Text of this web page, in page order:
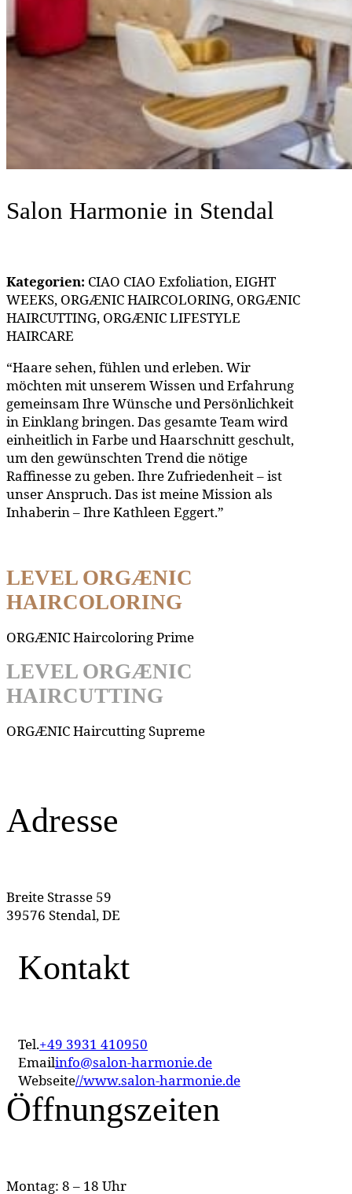
Salon Harmonie in Stendal
Kategorien: CIAO CIAO Exfoliation, EIGHT
WEEKS, ORGÆNIC HAIRCOLORING, ORGÆNIC
HAIRCUTTING, ORGÆNIC LIFESTYLE
HAIRCARE
“Haare sehen, fühlen und erleben. Wir
möchten mit unserem Wissen und Erfahrung
gemeinsam Ihre Wünsche und Persönlichkeit
in Einklang bringen. Das gesamte Team wird
einheitlich in Farbe und Haarschnitt geschult,
um den gewünschten Trend die nötige
Raffinesse zu geben. Ihre Zufriedenheit – ist
unser Anspruch. Das ist meine Mission als
Inhaberin – Ihre Kathleen Eggert.”
LEVEL ORGÆNIC
HAIRCOLORING
ORGÆNIC Haircoloring Prime
LEVEL ORGÆNIC
HAIRCUTTING
ORGÆNIC Haircutting Supreme
Adresse
Breite Strasse 59
39576 Stendal, DE
Kontakt
Tel.+49 3931 410950
Emailinfo@salon-harmonie.de
Webseite//www.salon-harmonie.de
Öffnungszeiten
Montag: 8 – 18 Uhr